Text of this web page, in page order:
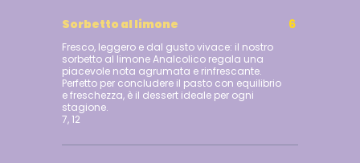
Sorbetto al limone
Fresco, leggero e dal gusto vivace: il nostro
sorbetto al limone Analcolico regala una
piacevole nota agrumata e rinfrescante.
Perfetto per concludere il pasto con equilibrio
e freschezza, è il dessert ideale per ogni
stagione.
7, 12
6